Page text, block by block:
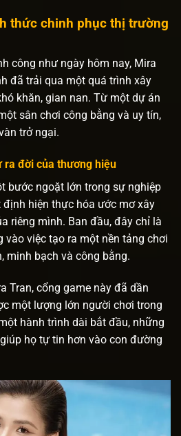
thức chinh phục thị trường
công như ngày hôm nay, Mira
đã trải qua một quá trình xây
khăn, gian nan. Từ một dự án
sân chơi công bằng và uy tín,
trở ngại.
ra đời của thương hiệu
bước ngoặt lớn trong sự nghiệp
định hiện thực hóa ước mơ xây
riêng mình. Ban đầu, đây chỉ là
vào việc tạo ra một nền tảng chơi
minh bạch và công bằng.
Tran, cổng game này đã dần
một lượng lớn người chơi trong
hành trình dài bắt đầu, những
họ tự tin hơn vào con đường